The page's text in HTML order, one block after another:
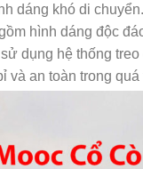
dáng khó di
hình dáng độc
dụng hệ thống
và an toàn trong